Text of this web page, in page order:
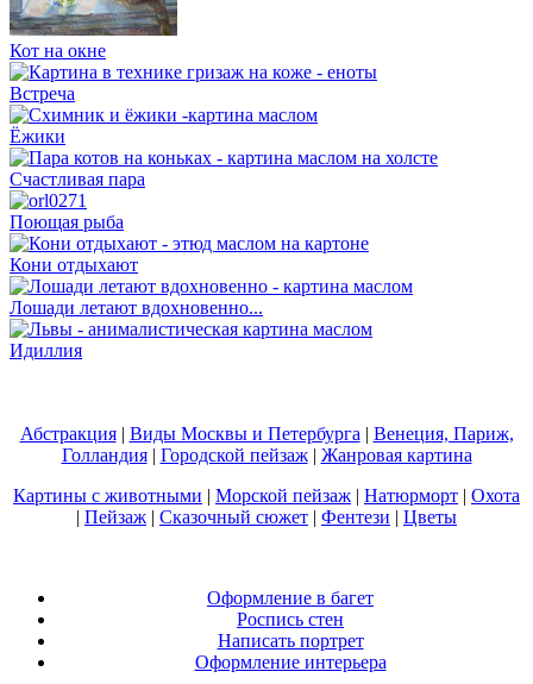
Кот на окне
Встреча
Ёжики
Счастливая пара
Поющая рыба
Кони отдыхают
Лошади летают вдохновенно...
Идиллия
Абстракция| Виды Москвы и Петербурга | Венеция, Париж,
Голландия| Городской пейзаж| Жанровая картина
Картины с животными | Морской пейзаж | Натюрморт | Охота
| Пейзаж | Сказочный сюжет | Фентези | Цветы
Оформление в багет
Роспись стен
Написать портрет
Оформление интерьера